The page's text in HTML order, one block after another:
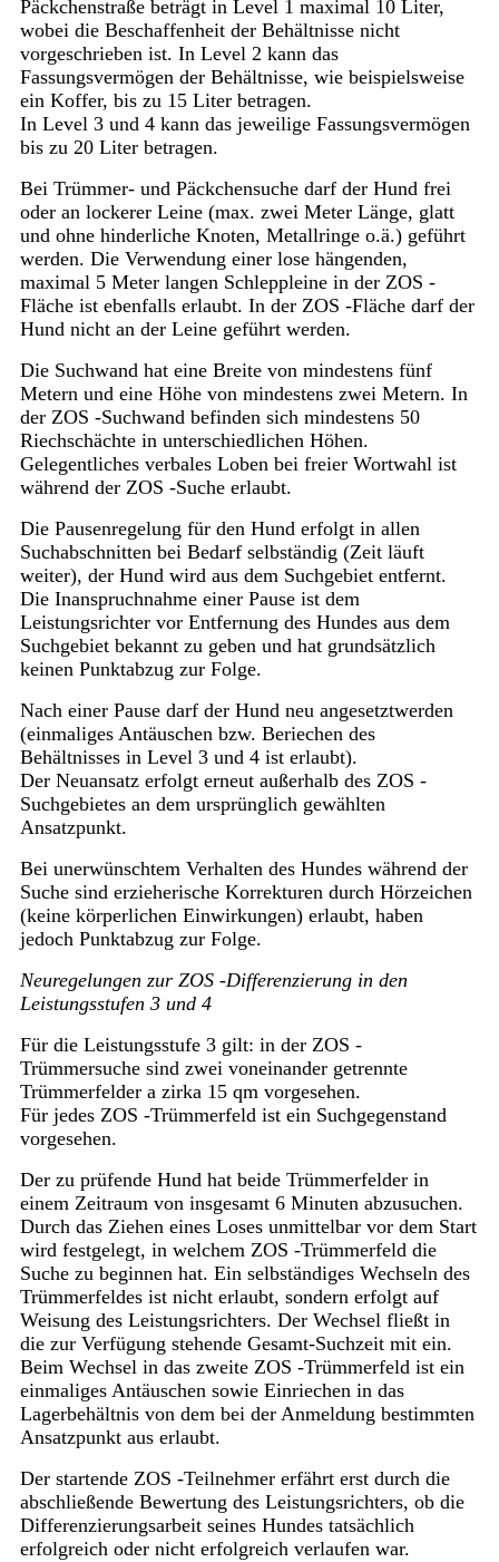
Päckchenstraße beträgt in Level 1 maximal 10 Liter,
wobei die Beschaffenheit der Behältnisse nicht
vorgeschrieben ist. In Level 2 kann das
Fassungsvermögen der Behältnisse, wie beispielsweise
ein Koffer, bis zu 15 Liter betragen.
In Level 3 und 4 kann das jeweilige Fassungsvermögen
bis zu 20 Liter betragen.
Bei Trümmer- und Päckchensuche darf der Hund frei
oder an lockerer Leine (max. zwei Meter Länge, glatt
und ohne hinderliche Knoten, Metallringe o.ä.) geführt
werden. Die Verwendung einer lose hängenden,
maximal 5 Meter langen Schleppleine in der ZOS -
Fläche ist ebenfalls erlaubt. In der ZOS -Fläche darf der
Hund nicht an der Leine geführt werden.
Die Suchwand hat eine Breite von mindestens fünf
Metern und eine Höhe von mindestens zwei Metern. In
der ZOS -Suchwand befinden sich mindestens 50
Riechschächte in unterschiedlichen Höhen.
Gelegentliches verbales Loben bei freier Wortwahl ist
während der ZOS -Suche erlaubt.
Die Pausenregelung für den Hund erfolgt in allen
Suchabschnitten bei Bedarf selbständig (Zeit läuft
weiter), der Hund wird aus dem Suchgebiet entfernt.
Die Inanspruchnahme einer Pause ist dem
Leistungsrichter vor Entfernung des Hundes aus dem
Suchgebiet bekannt zu geben und hat grundsätzlich
keinen Punktabzug zur Folge.
Nach einer Pause darf der Hund neu angesetztwerden
(einmaliges Antäuschen bzw. Beriechen des
Behältnisses in Level 3 und 4 ist erlaubt).
Der Neuansatz erfolgt erneut außerhalb des ZOS -
Suchgebietes an dem ursprünglich gewählten
Ansatzpunkt.
Bei unerwünschtem Verhalten des Hundes während der
Suche sind erzieherische Korrekturen durch Hörzeichen
(keine körperlichen Einwirkungen) erlaubt, haben
jedoch Punktabzug zur Folge.
Neuregelungen zur ZOS -Differenzierung in den
Leistungsstufen 3 und 4
Für die Leistungsstufe 3 gilt: in der ZOS -
Trümmersuche sind zwei voneinander getrennte
Trümmerfelder a zirka 15 qm vorgesehen.
Für jedes ZOS -Trümmerfeld ist ein Suchgegenstand
vorgesehen.
Der zu prüfende Hund hat beide Trümmerfelder in
einem Zeitraum von insgesamt 6 Minuten abzusuchen.
Durch das Ziehen eines Loses unmittelbar vor dem Start
wird festgelegt, in welchem ZOS -Trümmerfeld die
Suche zu beginnen hat. Ein selbständiges Wechseln des
Trümmerfeldes ist nicht erlaubt, sondern erfolgt auf
Weisung des Leistungsrichters. Der Wechsel fließt in
die zur Verfügung stehende Gesamt-Suchzeit mit ein.
Beim Wechsel in das zweite ZOS -Trümmerfeld ist ein
einmaliges Antäuschen sowie Einriechen in das
Lagerbehältnis von dem bei der Anmeldung bestimmten
Ansatzpunkt aus erlaubt.
Der startende ZOS -Teilnehmer erfährt erst durch die
abschließende Bewertung des Leistungsrichters, ob die
Differenzierungsarbeit seines Hundes tatsächlich
erfolgreich oder nicht erfolgreich verlaufen war.